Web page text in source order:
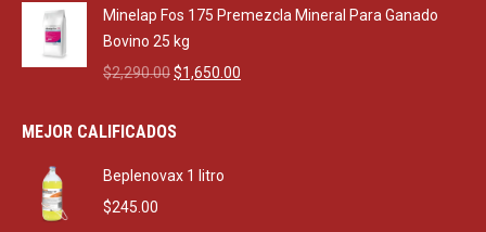
was:
$470.00.
is:
Minelap Fos 175 Premezcla Mineral Para Ganado
Bovino 25 kg
$2,290.00Original
was:
$1,650.00
MEJOR CALIFICADOS
Beplenovax 1 litro
$245.00